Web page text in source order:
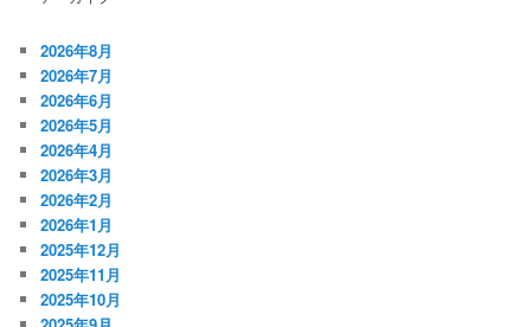
2026年8月
2026年7月
2026年6月
2026年5月
2026年4月
2026年3月
2026年2月
2026年1月
2025年12月
2025年11月
2025年10月